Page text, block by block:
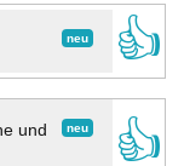
neu
👍
neu
und
👍